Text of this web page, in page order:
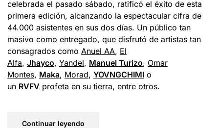
celebrada el pasado sábado, ratificó el éxito de esta
primera edición, alcanzando la espectacular cifra de
44.000 asistentes en sus dos días. Un público tan
masivo como entregado, que disfrutó de artistas tan
consagrados como Anuel AA, El
Alfa, Jhayco, Yandel, Manuel Turizo, Omar
Montes, Maka, Morad, YOVNGCHIMI o
un RVFV profeta en su tierra, entre otros.
Continuar leyendo